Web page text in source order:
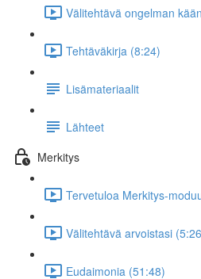
Välitehtävä ongelman
Tehtäväkirja (8:24)
Lisämateriaalit
Lähteet
Merkitys
Tervetuloa Merkitys-
Välitehtävä arvoistasi
Eudaimonia (51:48)